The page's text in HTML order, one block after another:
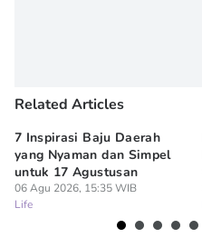
Related Articles
7 Inspirasi Baju Daerah
yang Nyaman dan Simpel
untuk 17 Agustusan
06 Agu 2026, 15:35 WIB
Life